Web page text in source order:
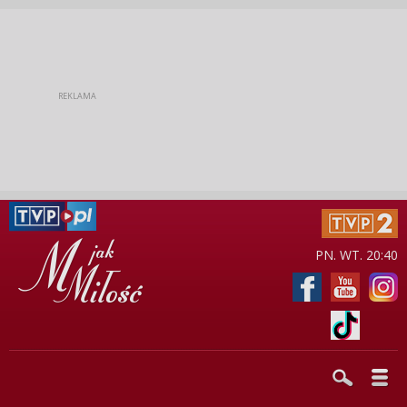
PN. WT. 20:40